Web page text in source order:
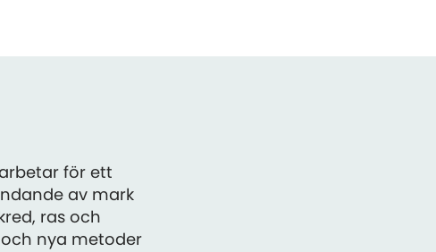
för ett
av mark
ras och
nya metoder